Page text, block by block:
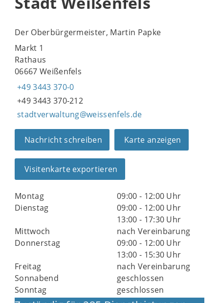
Der Oberbürgermeister, Martin Papke
Markt 1
Rathaus
06667 Weißenfels
+49 3443 370-0
+49 3443 370-212
stadtverwaltung@weissenfels.de
Nachricht schreiben Karte anzeigen
Visitenkarte exportieren
Montag
09:00 - 12:00 Uhr
Dienstag
09:00 - 12:00 Uhr
13:00 - 17:30 Uhr
Mittwoch
nach Vereinbarung
Donnerstag
09:00 - 12:00 Uhr
13:00 - 15:30 Uhr
Freitag
nach Vereinbarung
Sonnabend
geschlossen
Sonntag
geschlossen